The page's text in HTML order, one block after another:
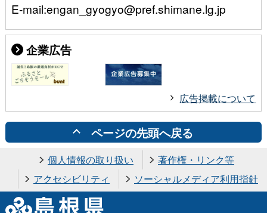
E-mail:engan_gyogyo@pref.shimane.lg.jp
企業広告
広告掲載について
ページの先頭へ戻る
個人情報の取り扱い
著作権・リンク等
アクセシビリティ
ソーシャルメディア利用指針